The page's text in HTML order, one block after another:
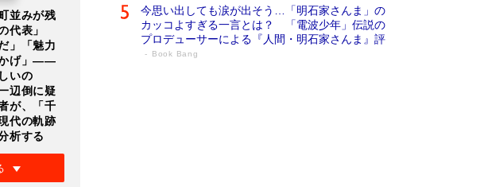
並みが残
代表」
」「魅力
かげ」――
いの
辺倒に疑
が、「千
代の軌跡
析する
今思い出しても涙が出そう…「明石家さんま」の
カッコよすぎる一言とは？ 「電波少年」伝説の
プロデューサーによる『人間・明石家さんま』評
Book Bang